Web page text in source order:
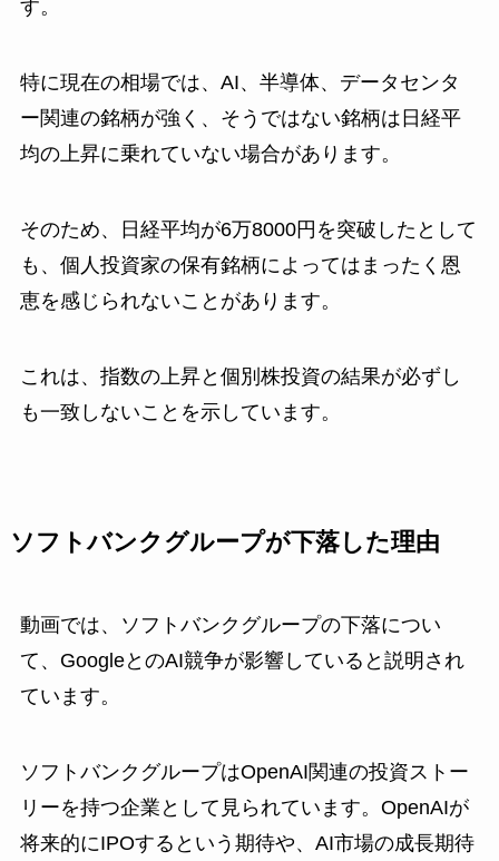
す。
特に現在の相場では、AI、半導体、データセンタ
ー関連の銘柄が強く、そうではない銘柄は日経平
均の上昇に乗れていない場合があります。
そのため、日経平均が6万8000円を突破したとして
も、個人投資家の保有銘柄によってはまったく恩
恵を感じられないことがあります。
これは、指数の上昇と個別株投資の結果が必ずし
も一致しないことを示しています。
ソフトバンクグループが下落した理由
動画では、ソフトバンクグループの下落につい
て、GoogleとのAI競争が影響していると説明され
ています。
ソフトバンクグループはOpenAI関連の投資ストー
リーを持つ企業として見られています。OpenAIが
将来的にIPOするという期待や、AI市場の成長期待